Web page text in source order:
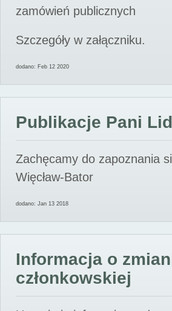
zamówień publicznych
Szczegóły w załączniku.
dodano: Feb 12 2020
Publikacje Pani
Zachęcamy do zapoznania
Więcław-Bator
dodano: Jan 13 2018
Informacja o
członkowskiej